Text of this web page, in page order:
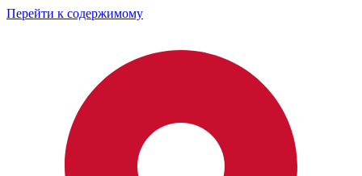
Перейти к содержимому